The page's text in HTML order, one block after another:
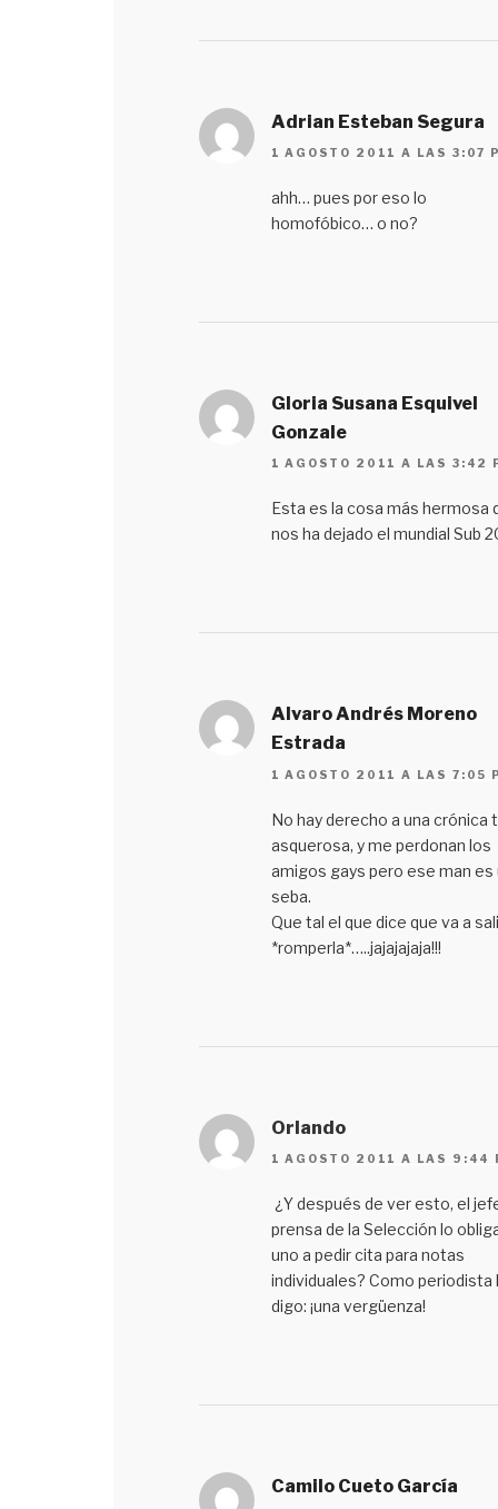
Adrian Esteban Segura
1 AGOSTO 2011 A LAS 3:07
ahh… pues por eso lo
homofóbico… o no?
Gloria Susana Esquivel
Gonzale
1 AGOSTO 2011 A LAS 3:42
Esta es la cosa más hermosa
nos ha dejado el mundial Sub
Alvaro Andrés Moreno
Estrada
1 AGOSTO 2011 A LAS 7:05
No hay derecho a una crónica
asquerosa, y me perdonan los
amigos gays pero ese man es
seba.
Que tal el que dice que va a
*romperla*…..jajajajaja!!!
Orlando
1 AGOSTO 2011 A LAS 9:44
¿Y después de ver esto, el
prensa de la Selección lo
uno a pedir cita para notas
individuales? Como periodista
digo: ¡una vergüenza!
Camilo Cueto García